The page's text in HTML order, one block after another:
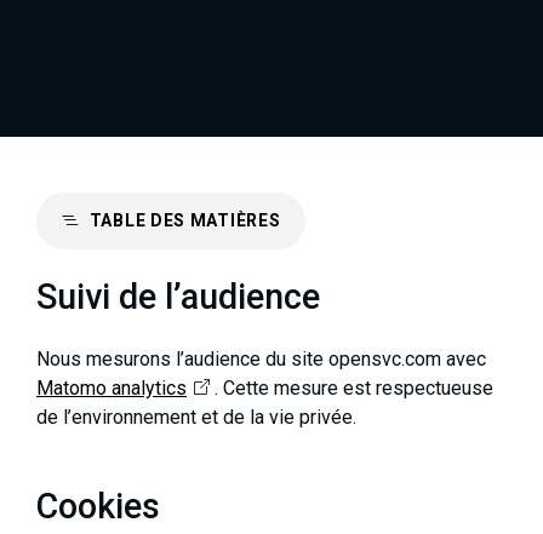
Suivi de l’audience
Nous mesurons l’audience du site opensvc.com avec
Matomo analytics
. Cette mesure est respectueuse
de l’environnement et de la vie privée.
Cookies
TABLE DES MATIÈRES